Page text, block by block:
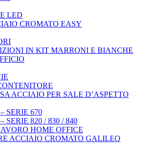
LED
CROMATO EASY
IN KIT MARRONI E BIANCHE
ACCIAIO PER SALE D’ASPETTO
SERIE 670
SERIE 820 / 830 / 840
HOME OFFICE
ACCIAIO CROMATO GALILEO